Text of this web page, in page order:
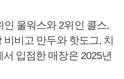
울워스와 2위인 콜스,
비고 만두와 핫도그, 치
입점한 매장은 2025년